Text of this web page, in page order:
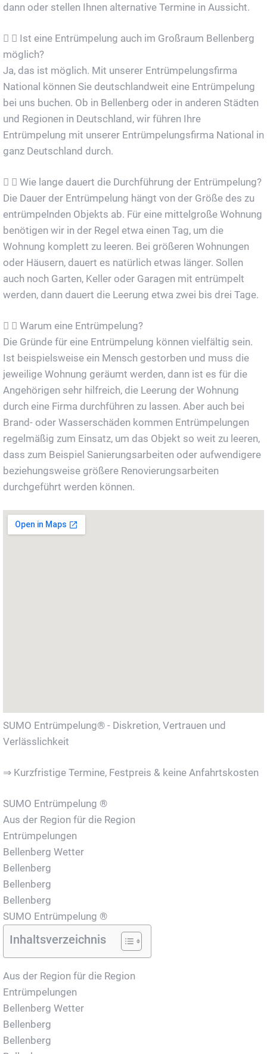
dann oder stellen Ihnen alternative Termine in Aussicht.
Ist eine Entrümpelung auch im Großraum Bellenberg
möglich?
Ja, das ist möglich. Mit unserer Entrümpelungsfirma
National können Sie deutschlandweit eine Entrümpelung
bei uns buchen. Ob in Bellenberg oder in anderen Städten
und Regionen in Deutschland, wir führen Ihre
Entrümpelung mit unserer Entrümpelungsfirma National in
ganz Deutschland durch.
Wie lange dauert die Durchführung der Entrümpelung?
Die Dauer der Entrümpelung hängt von der Größe des zu
entrümpelnden Objekts ab. Für eine mittelgroße Wohnung
benötigen wir in der Regel etwa einen Tag, um die
Wohnung komplett zu leeren. Bei größeren Wohnungen
oder Häusern, dauert es natürlich etwas länger. Sollen
auch noch Garten, Keller oder Garagen mit entrümpelt
werden, dann dauert die Leerung etwa zwei bis drei Tage.
Warum eine Entrümpelung?
Die Gründe für eine Entrümpelung können vielfältig sein.
Ist beispielsweise ein Mensch gestorben und muss die
jeweilige Wohnung geräumt werden, dann ist es für die
Angehörigen sehr hilfreich, die Leerung der Wohnung
durch eine Firma durchführen zu lassen. Aber auch bei
Brand- oder Wasserschäden kommen Entrümpelungen
regelmäßig zum Einsatz, um das Objekt so weit zu leeren,
dass zum Beispiel Sanierungsarbeiten oder aufwendigere
beziehungsweise größere Renovierungsarbeiten
durchgeführt werden können.
SUMO Entrümpelung® - Diskretion, Vertrauen und
Verlässlichkeit
⇒ Kurzfristige Termine, Festpreis & keine Anfahrtskosten
SUMO Entrümpelung ®
Aus der Region für die Region
Entrümpelungen
Bellenberg Wetter
Bellenberg
Bellenberg
Bellenberg
SUMO Entrümpelung ®
Inhaltsverzeichnis
Aus der Region für die Region
Entrümpelungen
Bellenberg Wetter
Bellenberg
Bellenberg